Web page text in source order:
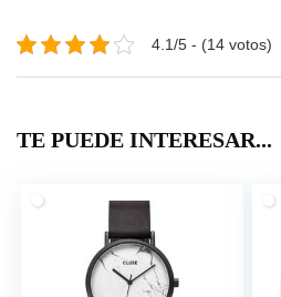
4.1/5 - (14 votos)
TE PUEDE INTERESAR...